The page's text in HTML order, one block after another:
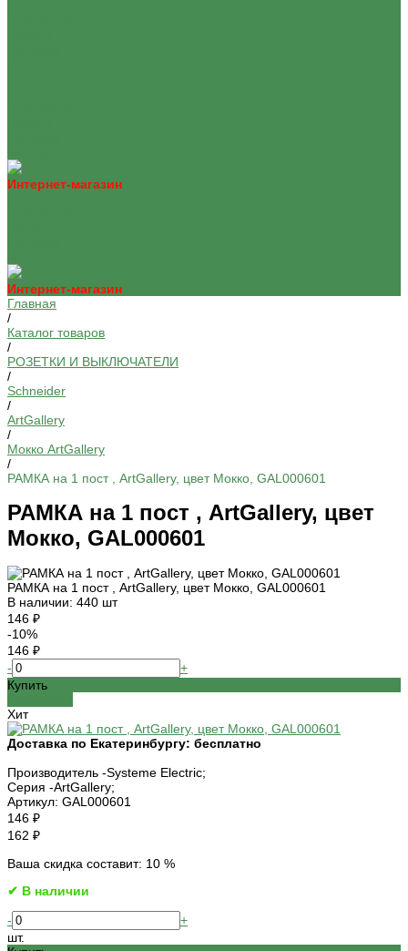
Интернет-магазин
Интернет-магазин
Главная
/
Каталог товаров
/
РОЗЕТКИ И ВЫКЛЮЧАТЕЛИ
/
Schneider
/
ArtGallery
/
Мокко ArtGallery
/
РАМКА на 1 пост , ArtGallery, цвет Мокко, GAL000601
РАМКА на 1 пост , ArtGallery, цвет
Мокко, GAL000601
РАМКА на 1 пост , ArtGallery, цвет Мокко, GAL000601
В наличии: 440 шт
146 ₽
-10%
146 ₽
-
+
Купить
Хит
Доставка по Екатеринбургу: бесплатно
Производитель -Systeme Electric;
Серия -ArtGallery;
Артикул: GAL000601
146 ₽
162 ₽
Ваша скидка составит: 10 %
✔ В наличии
-
+
шт.